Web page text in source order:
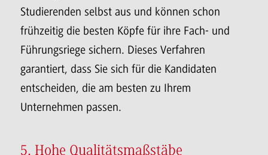
Studierenden selbst aus und können schon
frühzeitig die besten Köpfe für ihre Fach- und
Führungsriege sichern. Dieses Verfahren
garantiert, dass Sie sich für die Kandidaten
entscheiden, die am besten zu Ihrem
Unternehmen passen.
5. Hohe Qualitätsmaßstäbe